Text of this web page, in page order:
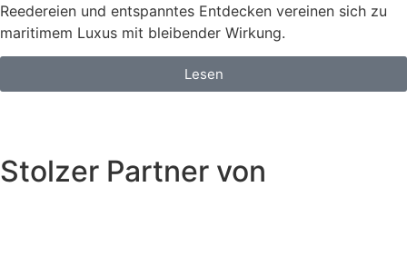
Reedereien und entspanntes Entdecken vereinen sich zu
maritimem Luxus mit bleibender Wirkung.
Lesen
Stolzer Partner von